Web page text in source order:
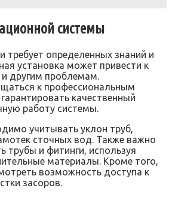
системы
требует определенных знаний и
установка может привести к
другим проблемам.
к профессиональным
качественный
работу системы.
учитывать уклон труб,
сточных вод. Также важно
трубы и фитинги, используя
материалы. Кроме того,
возможность доступа к
засоров.